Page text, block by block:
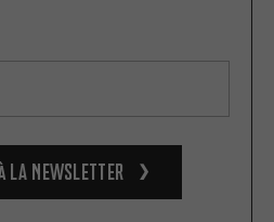
à la newsletter